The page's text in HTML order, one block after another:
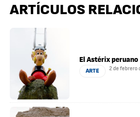
ARTÍCULOS
El Astérix peruano
ARTE 2 de febrero